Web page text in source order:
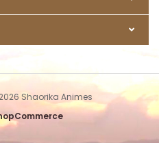
Shaorika Animes